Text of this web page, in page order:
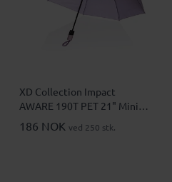
XD Collection Impact
AWARE 190T PET 21" Mini
Automatisk Sammenleggbar
Paraply
186 NOK ved 250 stk.